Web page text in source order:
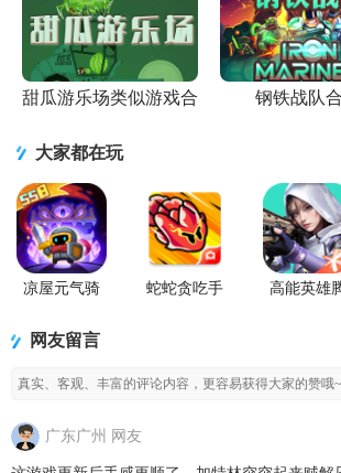
甜瓜游乐场类似游戏合
钢铁战队
大家都在玩
凉屋元气骑
蛇蛇贪吃手
高能英雄
网友留言
广东广州 网友